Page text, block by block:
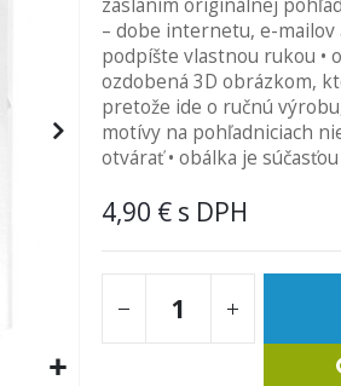
zaslaním originálnej
– dobe internetu, e-
podpíšte vlastnou rukou •
ozdobená 3D obrázkom,
pretože ide o ručnú
motívy na pohľadniciach
otvárať • obálka je
4,90 €